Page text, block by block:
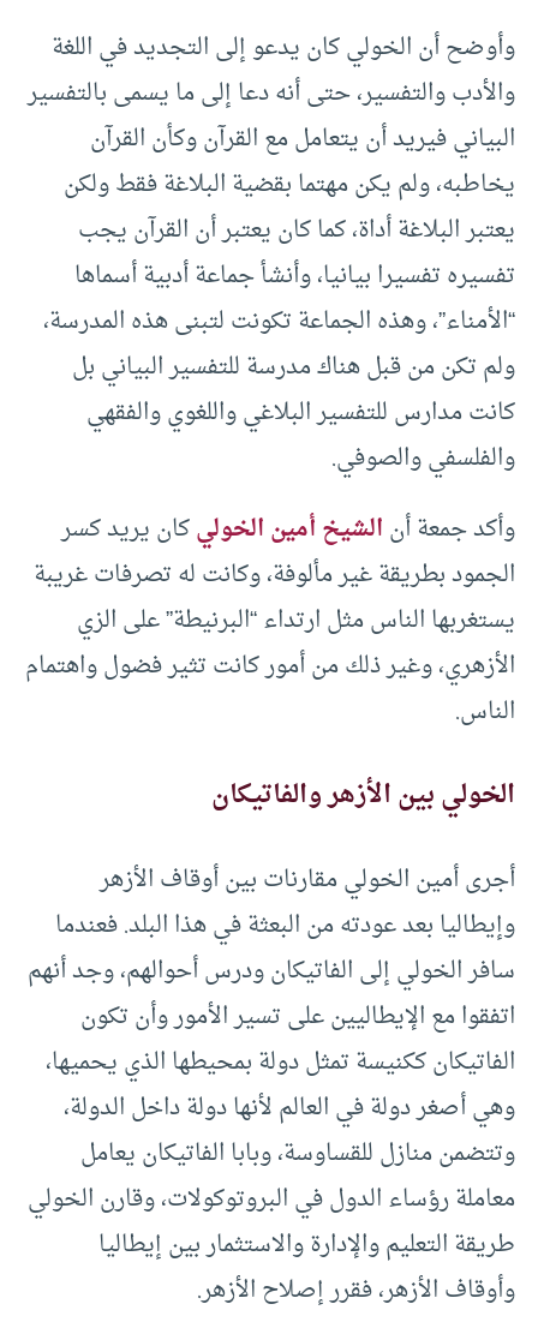
وأوضح أن الخولي كان يدعو إلى التجديد في اللغة
والأدب والتفسير، حتى أنه دعا إلى ما يسمى بالتفسير
البياني فيريد أن يتعامل مع القرآن وكأن القرآن
يخاطبه، ولم يكن مهتما بقضية البلاغة فقط ولكن
يعتبر البلاغة أداة، كما كان يعتبر أن القرآن يجب
تفسيره تفسيرا بيانيا، وأنشأ جماعة أدبية أسماها
“الأمناء”، وهذه الجماعة تكونت لتبنى هذه المدرسة،
ولم تكن من قبل هناك مدرسة للتفسير البياني بل
كانت مدارس للتفسير البلاغي واللغوي والفقهي
والفلسفي والصوفي.
وأكد جمعة أنالشيخ أمين الخوليكان يريد كسر
الجمود بطريقة غير مألوفة، وكانت له تصرفات غريبة
يستغربها الناس مثل ارتداء “البرنيطة” على الزي
الأزهري، وغير ذلك من أمور كانت تثير فضول واهتمام
الناس.
الخولي بين الأزهر والفاتيكان
أجرى أمين الخولي مقارنات بين أوقاف الأزهر
وإيطاليا بعد عودته من البعثة في هذا البلد. فعندما
سافر الخولي إلى الفاتيكان ودرس أحوالهم، وجد أنهم
اتفقوا مع الإيطاليين على تسير الأمور وأن تكون
الفاتيكان ككنيسة تمثل دولة بمحيطها الذي يحميها،
وهي أصغر دولة في العالم لأنها دولة داخل الدولة،
وتتضمن منازل للقساوسة، وبابا الفاتيكان يعامل
معاملة رؤساء الدول في البروتوكولات، وقارن الخولي
طريقة التعليم والإدارة والاستثمار بين إيطاليا
وأوقاف الأزهر، فقرر إصلاح الأزهر.